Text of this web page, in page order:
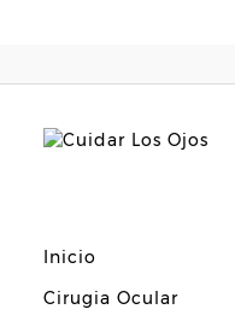
Inicio
Cirugia Ocular